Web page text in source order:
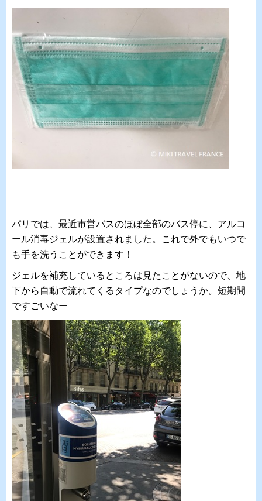
パリでは、最近市営バスのほぼ全部のバス停に、アルコ
ール消毒ジェルが設置されました。これで外でもいつで
も手を洗うことができます！
ジェルを補充しているところは見たことがないので、地
下から自動で流れてくるタイプなのでしょうか。短期間
ですごいなー